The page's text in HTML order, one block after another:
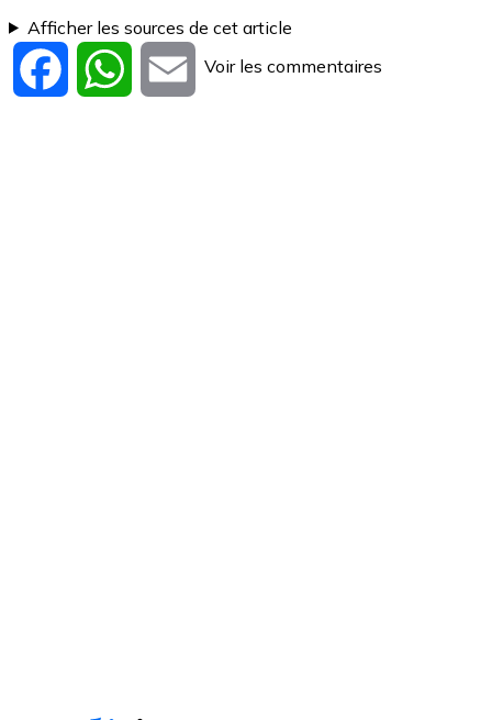
Afficher les sources de cet article
Facebook WhatsApp
Email
Voir les commentaires